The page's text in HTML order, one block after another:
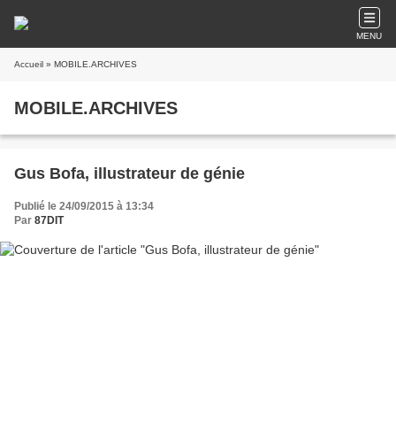
MENU
Accueil » MOBILE.ARCHIVES
MOBILE.ARCHIVES
Gus Bofa, illustrateur de génie
Publié le 24/09/2015 à 13:34
Par 87DIT